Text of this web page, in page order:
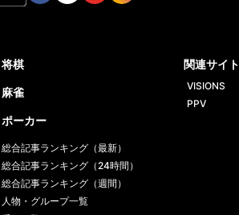
将棋
麻雀
ポーカー
総合記事ランキング（最新）
総合記事ランキング（24時間）
総合記事ランキング（週間）
人物・グループ一覧
関連サイト
VISIONS
PPV